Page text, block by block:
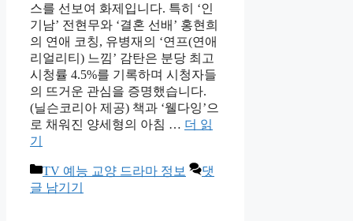
스를 선보여 화제입니다. 특히 ‘인
기남’ 전현무와 ‘결혼 선배’ 홍현희
의 연애 코칭, 유병재의 ‘연프(연애
리얼리티) 느낌’ 감탄은 분당 최고
시청률 4.5%를 기록하며 시청자들
의 뜨거운 관심을 증명했습니다.
(닐슨코리아 제공) 책과 ‘웰다잉’으
로 채워진 양세형의 아침 … 더 읽
기
카
테
TV 예능 교양 드라마 정보
댓
글 남기기